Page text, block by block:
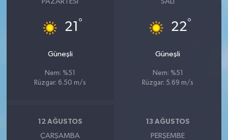
21 °
Güneşli
Nem: %51
Rüzgar: 6.50 m/s
22°
Güneşli
Nem: %51
Rüzgar: 5.69 m/s
12 AĞUSTOS
ÇARŞAMBA
13 AĞUSTOS
PERŞEMBE